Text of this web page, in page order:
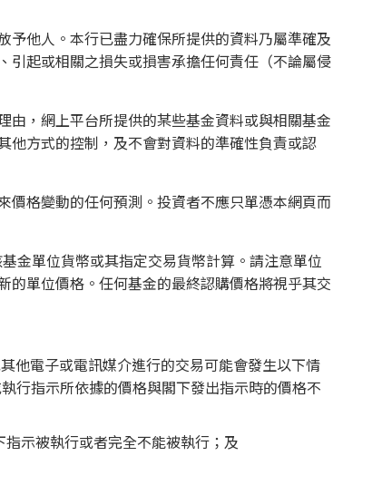
予他人。本行已盡力確保所提供的資料乃屬準確及
引起或相關之損失或損害承擔任何責任（不論屬侵
由，網上平台所提供的某些基金資料或與相關基金
他方式的控制，及不會對資料的準確性負責或認
價格變動的任何預測。投資者不應只單憑本網頁而
金單位貨幣或其指定交易貨幣計算。請注意單位
的單位價格。任何基金的最終認購價格將視乎其交
他電子或電訊媒介進行的交易可能會發生以下情
行指示所依據的價格與閣下發出指示時的價格不
示被執行或者完全不能被執行；及